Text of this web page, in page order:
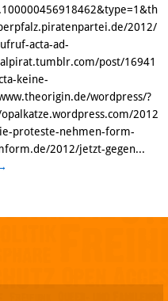
2012/
acta-ad-
post/16941
keine-
wordpress/?
2012
proteste-nehmen-form-
2012/jetzt-gegen...